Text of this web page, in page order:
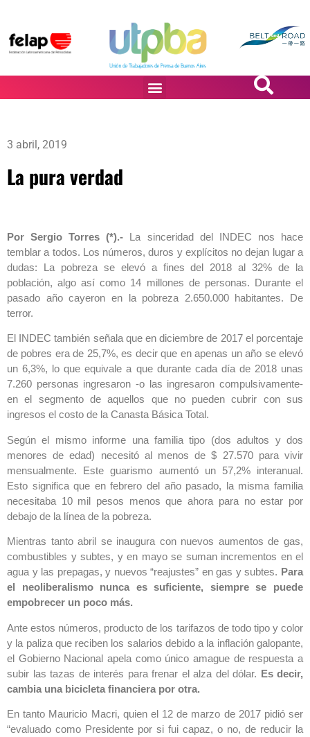
3 abril, 2019
La pura verdad
Por Sergio Torres (*).- La sinceridad del INDEC nos hace
temblar a todos. Los números, duros y explícitos no dejan lugar a
dudas: La pobreza se elevó a fines del 2018 al 32% de la
población, algo así como 14 millones de personas. Durante el
pasado año cayeron en la pobreza 2.650.000 habitantes. De
terror.
El INDEC también señala que en diciembre de 2017 el porcentaje
de pobres era de 25,7%, es decir que en apenas un año se elevó
un 6,3%, lo que equivale a que durante cada día de 2018 unas
7.260 personas ingresaron -o las ingresaron compulsivamente-
en el segmento de aquellos que no pueden cubrir con sus
ingresos el costo de la Canasta Básica Total.
Según el mismo informe una familia tipo (dos adultos y dos
menores de edad) necesitó al menos de $ 27.570 para vivir
mensualmente. Este guarismo aumentó un 57,2% interanual.
Esto significa que en febrero del año pasado, la misma familia
necesitaba 10 mil pesos menos que ahora para no estar por
debajo de la línea de la pobreza.
Mientras tanto abril se inaugura con nuevos aumentos de gas,
combustibles y subtes, y en mayo se suman incrementos en el
agua y las prepagas, y nuevos “reajustes” en gas y subtes. Para
el neoliberalismo nunca es suficiente, siempre se puede
empobrecer un poco más.
Ante estos números, producto de los tarifazos de todo tipo y color
y la paliza que reciben los salarios debido a la inflación galopante,
el Gobierno Nacional apela como único amague de respuesta a
subir las tazas de interés para frenar el alza del dólar. Es decir,
cambia una bicicleta financiera por otra.
En tanto Mauricio Macri, quien el 12 de marzo de 2017 pidió ser
“evaluado como Presidente por si fui capaz, o no, de reducir la